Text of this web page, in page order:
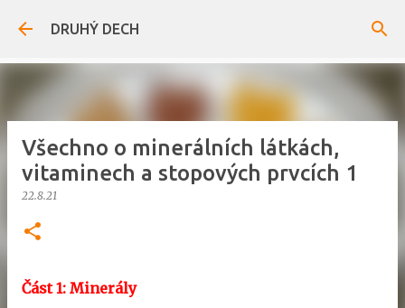
Přeskočit na hlavní obsah
DRUHÝ DECH
Všechno o minerálních látkách,
vitaminech a stopových prvcích 1
22.8.21
Část 1: Minerály